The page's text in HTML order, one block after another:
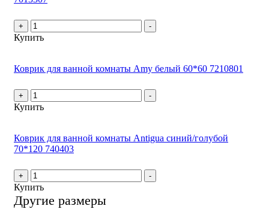
+ -
Купить
Коврик для ванной комнаты Amy белый 60*60 7210801
+ -
Купить
Коврик для ванной комнаты Antigua синий/голубой
70*120 740403
+ -
Купить
Другие размеры